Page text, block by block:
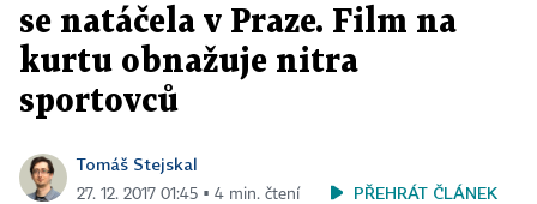
se natáčela v Praze. Film na
kurtu obnažuje nitra
sportovců
Tomáš Stejskal
27. 12. 2017 01:45 ▪ 4 min. čtení PŘEHRÁT ČLÁNEK